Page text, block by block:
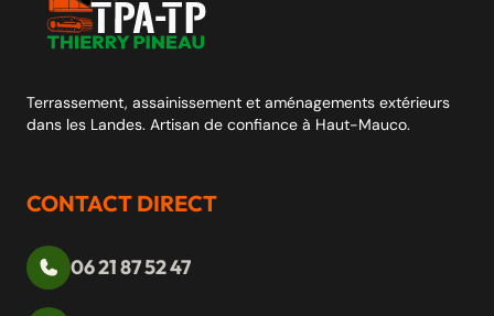
Terrassement, assainissement et aménagements extérieurs
dans les Landes. Artisan de confiance à Haut-Mauco.
CONTACT DIRECT
06 21 87 52 47